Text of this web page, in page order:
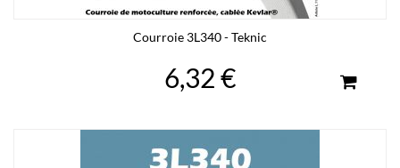
Courroie 3L340 - Teknic
6,32 €